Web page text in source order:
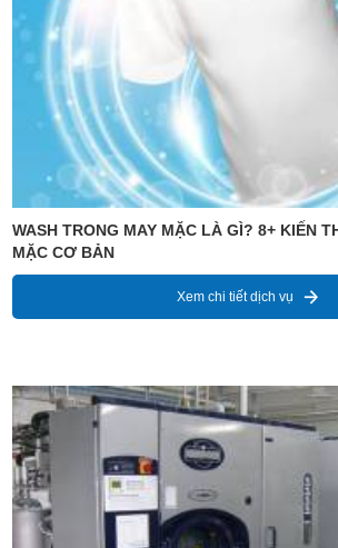
WASH TRONG MAY MẶC LÀ GÌ? 8+ KIẾN
MẶC CƠ BẢN
Xem chi tiết dịch vụ